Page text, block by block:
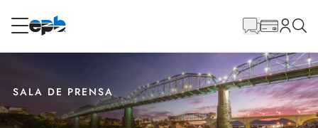
Internet
principal
SALA DE PRENSA